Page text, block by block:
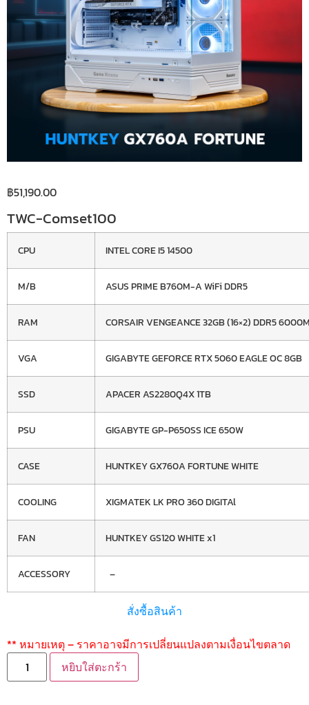
฿51,190.00
TWC-Comset100
CPU INTEL CORE I5 14500
M/B ASUS PRIME B760M-A WiFi DDR5
RAM CORSAIR VENGEANCE 32GB (16×2) DDR5
VGA GIGABYTE GEFORCE RTX 5060 EAGLE OC 8GB
SSD APACER AS2280Q4X 1TB
PSU GIGABYTE GP-P650SS ICE 650W
CASE HUNTKEY GX760A FORTUNE WHITE
COOLING XIGMATEK LK PRO 360 DIGITAl
FAN HUNTKEY GS120 WHITE x1
ACCESSORY –
สั่งซื้อสินค้า
** หมายเหตุ – ราคาอาจมีการเปลี่ยนแปลงตามเงื่อนไขตลาด
หยิบใส่ตะกร้า